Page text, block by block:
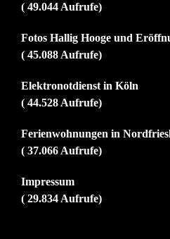
( 49.044 Aufrufe)
Fotos Hallig Hooge und
( 45.088 Aufrufe)
Elektronotdienst in Köln
( 44.528 Aufrufe)
Ferienwohnungen in
( 37.066 Aufrufe)
Impressum
( 29.834 Aufrufe)